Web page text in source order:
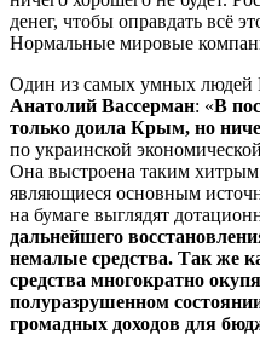
денег, чтобы оправдать всё
Нормальные мировые
Один из самых умных людей
Анатолий Вассерман: «В
только доила Крым, но
по украинской
Она выстроена таким
являющиеся основным
на бумаге выглядят
дальнейшего
немалые средства. Так же
средства многократно
полуразрушенном
громадных доходов для